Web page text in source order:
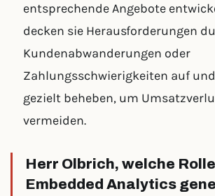
entsprechende Angebote
decken sie Herausforderungen
Kundenabwanderungen oder
Zahlungsschwierigkeiten auf
gezielt beheben, um
vermeiden.
Herr Olbrich, welche
Embedded Analytics